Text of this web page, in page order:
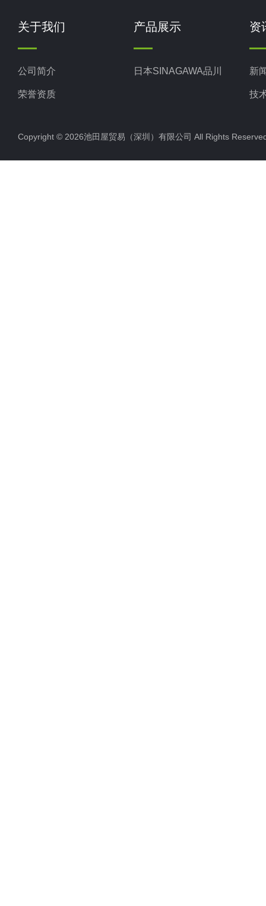
关于我们
公司简介
荣誉资质
产品展示
日本SINAGAWA品川
资
新
技
Copyright © 2026池田屋贸易（深圳）有限公司 All Rights